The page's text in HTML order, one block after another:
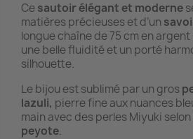
Cesautoir élégant et moderne
matières précieuses et d’un
longue chaîne de 75 cm en
une belle fluidité et un porté
silhouette.
Le bijou est sublimé par un gros
lazuli, pierre fine aux nuances
main avec des perles Miyuki selon
peyote.